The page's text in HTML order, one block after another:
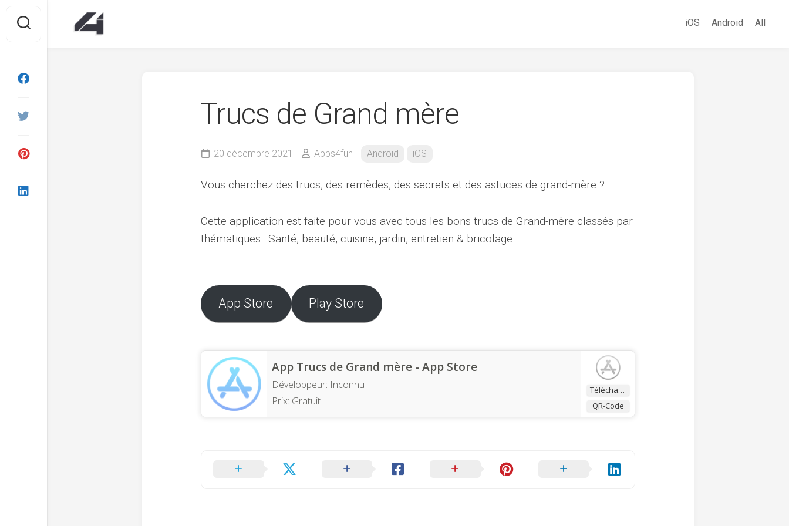
content
iOS Android All
Trucs de Grand mère
20 décembre 2021 Apps4fun Android iOS
Vous cherchez des trucs, des remèdes, des secrets et des astuces de grand-mère ?
Cette application est faite pour vous avec tous les bons trucs de Grand-mère classés par
thématiques : Santé, beauté, cuisine, jardin, entretien & bricolage.
App Store Play Store
Télécharger
QR-Code
App Trucs de Grand mère - App Store
Développeur: Inconnu
Prix: Gratuit